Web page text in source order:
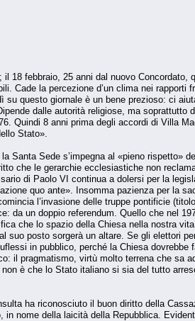
18 febbraio, 25 anni dal nuovo Concordato,
Cade la percezione d’un clima nei rapporti
questo giornale è un bene prezioso: ci
dalle autorità religiose, ma soprattutto
Quindi 8 anni prima degli accordi di Villa
Stato».
Sede s’impegna al «pieno rispetto»
che le gerarchie ecclesiastiche non
di Paolo VI continua a dolersi per la
quo ante». Insomma pazienza per la
l’invasione delle truppe pontificie
da un doppio referendum. Quello che nel
che lo spazio della Chiesa nella nostra
posto sorgerà un altare. Se gli elettori
in pubblico, perché la Chiesa dovrebbe
il pragmatismo, virtù molto terrena che sa
è che lo Stato italiano si sia del tutto
ha riconosciuto il buon diritto della
nome della laicità della Repubblica.